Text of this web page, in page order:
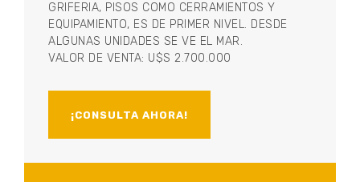
GRIFERIA, PISOS COMO CERRAMIENTOS Y
EQUIPAMIENTO, ES DE PRIMER NIVEL. DESDE
ALGUNAS UNIDADES SE VE EL MAR.
VALOR DE VENTA: U$S 2.700.000
¡CONSULTA AHORA!